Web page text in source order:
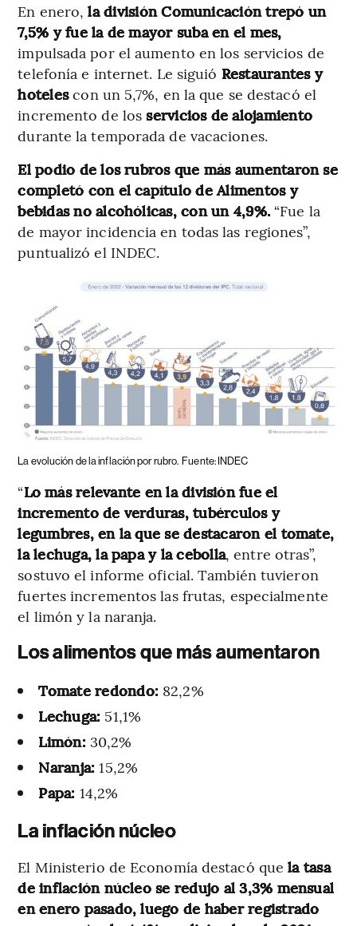
En enero,la división Comunicación trepó un
7,5% y fue la de mayor suba en el mes,
impulsada por el aumento en los servicios de
telefonía e internet. Le siguió Restaurantes y
hotelescon un 5,7%, en la que se destacó el
incremento de los servicios de alojamiento
durante la temporada de vacaciones.
El podio de los rubros que más aumentaron se
completó con el capítulo de Alimentos y
bebidas no alcohólicas, con un 4,9%. “Fue la
de mayor incidencia en todas las regiones”,
puntualizó el INDEC.
La evolución de la inflación por rubro. Fuente: INDEC
“Lo más relevante en la división fue el
incremento de verduras, tubérculos y
legumbres, en la que se destacaron el tomate,
la lechuga, la papa y la cebolla, entre otras”,
sostuvo el informe oficial. También tuvieron
fuertes incrementos las frutas, especialmente
el limón y la naranja.
Los alimentos que más aumentaron
Tomate redondo: 82,2%
Lechuga: 51,1%
Limón:30,2%
Naranja: 15,2%
Papa: 14,2%
La inflación núcleo
El Ministerio de Economía destacó quela tasa
de inflación núcleo se redujo al 3,3% mensual
en enero pasado, luego de haber registrado